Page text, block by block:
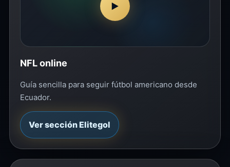
▶
NFL online
Guía sencilla para seguir fútbol americano desde
Ecuador.
Ver sección Elitegol